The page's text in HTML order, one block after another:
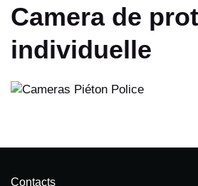
Camera de
individuelle
Contacts